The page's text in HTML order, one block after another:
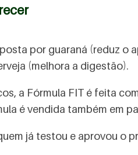
por guaraná (reduz
(melhora a digestão).
a Fórmula FIT é feita
é vendida também em
já testou e aprovou o